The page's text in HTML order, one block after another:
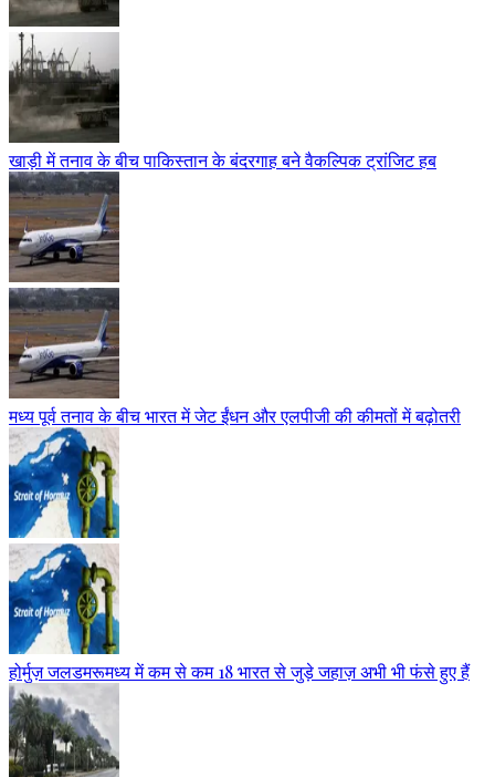
खाड़ी में तनाव के बीच पाकिस्तान के बंदरगाह बने वैकल्पिक ट्रांजिट हब
मध्य पूर्व तनाव के बीच भारत में जेट ईंधन और एलपीजी की कीमतों में बढ़ोतरी
होर्मुज़ जलडमरूमध्य में कम से कम 18 भारत से जुड़े जहाज़ अभी भी फंसे हुए हैं